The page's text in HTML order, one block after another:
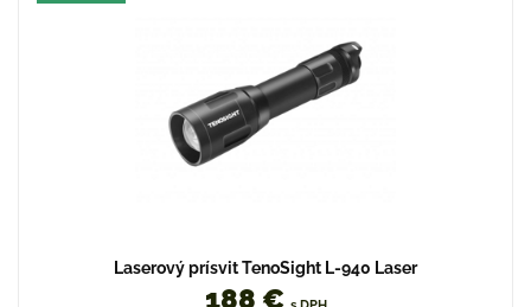
Laserový prísvit TenoSight L-940 Laser
188 €